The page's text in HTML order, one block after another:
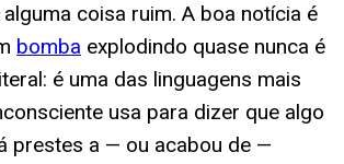
coisa ruim. A boa notícia é
bomba explodindo quase nunca é
é uma das linguagens mais
usa para dizer que algo
prestes a — ou acabou de —